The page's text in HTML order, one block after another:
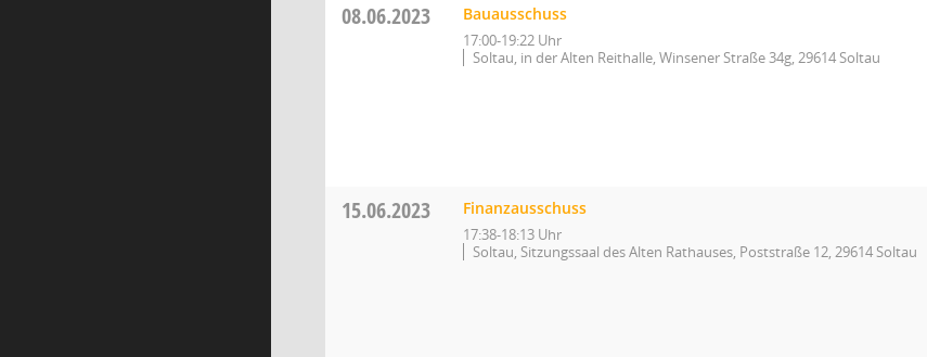
08.06.2023 Bauausschuss
17:00-19:22 Uhr
Soltau, in der Alten Reithalle, Winsener Straße 34g, 29614 Soltau
15.06.2023 Finanzausschuss
17:38-18:13 Uhr
Soltau, Sitzungssaal des Alten Rathauses, Poststraße 12, 29614 Soltau